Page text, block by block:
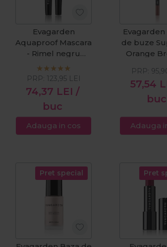
Evagarden
Aquaproof Mascara
- Rimel negru
rezistent la apa
9ml
74,37 LEI /
buc
PRP: 123,95 LEI
Adauga in cos
Evagarden
de buze
Orange
57,54
buc
PRP:
Adauga
Pret special Pret